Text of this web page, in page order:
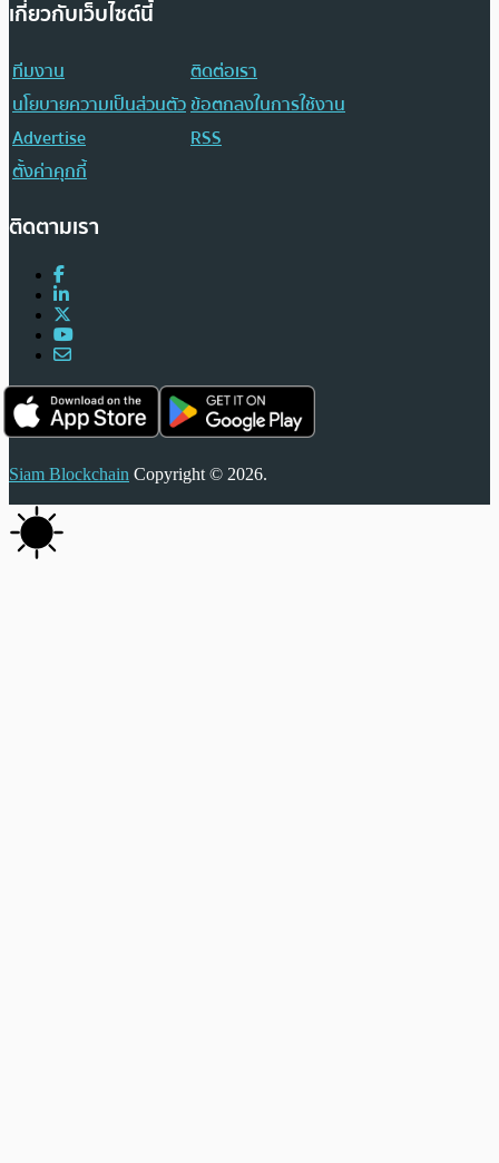
เกี่ยวกับเว็บไซต์นี้
ทีมงาน
ติดต่อเรา
นโยบายความเป็นส่วนตัวข้อตกลงในการใช้งาน
Advertise
RSS
ตั้งค่าคุกกี้
ติดตามเรา
Siam Blockchain Copyright © 2026.